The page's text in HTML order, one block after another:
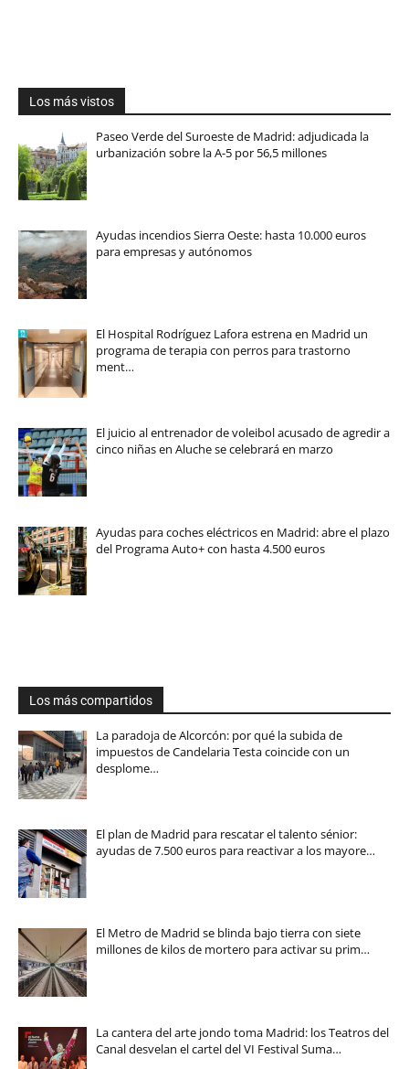
Los más vistos
Paseo Verde del Suroeste de Madrid: adjudicada la
urbanización sobre la A-5 por 56,5 millones
Ayudas incendios Sierra Oeste: hasta 10.000 euros
para empresas y autónomos
El Hospital Rodríguez Lafora estrena en Madrid un
programa de terapia con perros para trastorno
ment…
El juicio al entrenador de voleibol acusado de agredir a
cinco niñas en Aluche se celebrará en marzo
Ayudas para coches eléctricos en Madrid: abre el plazo
del Programa Auto+ con hasta 4.500 euros
Los más compartidos
La paradoja de Alcorcón: por qué la subida de
impuestos de Candelaria Testa coincide con un
desplome…
El plan de Madrid para rescatar el talento sénior:
ayudas de 7.500 euros para reactivar a los mayore…
El Metro de Madrid se blinda bajo tierra con siete
millones de kilos de mortero para activar su prim…
La cantera del arte jondo toma Madrid: los Teatros del
Canal desvelan el cartel del VI Festival Suma…